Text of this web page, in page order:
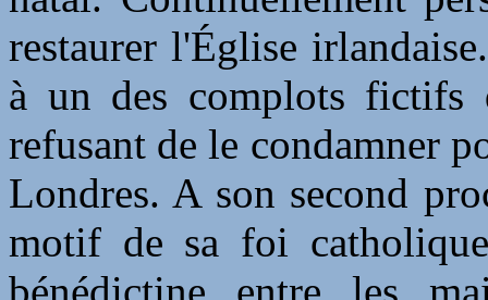
restaurer l'Église
à un des complots fictifs
refusant de le condamner
Londres. A son second
motif de sa foi